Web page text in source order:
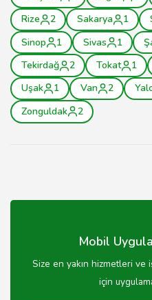
Rize
2 Sakarya 1
Sinop
1 Sivas 1
Tekirdağ
2 Tokat 1
Uşak
1 Van 2
Zonguldak
2
Mobil
Size en yakın hizmetleri
için